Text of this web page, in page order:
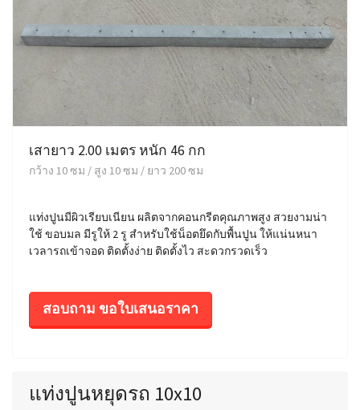
เสายาว 2.00 เมตร หนัก 46 กก
กว้าง 10 ซม / สูง 10 ซม / ยาว 200 ซม
แท่งปูนมีผิวเรียบเนียน ผลิตจากคอนกรีตคุณภาพสูง สวยงามน่า
ใช้ ขอบมล มีรูให้ 2 รู สำหรับใช้น็อตยึดกับพื้นปูน ให้แน่นหนา
เวลารถเข้าจอด ติดตั้งง่าย ติดตั้งไว สะดวกรวดเร็ว
สอบถาม ขอใบเสนอราคา
แท่งปูนหยุดรถ 10x10